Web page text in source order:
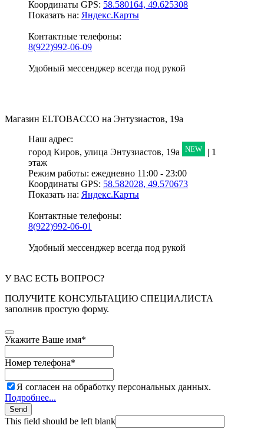
Координаты GPS: 58.580164, 49.625308
Показать на: Яндекс.Карты
Контактные телефоны:
8(922)992-06-09
Удобный мессенджер всегда под рукой
Магазин ELTOBACCO на Энтузиастов, 19а
Наш адрес:
город Киров, улица Энтузиастов, 19а NEW
| 1
этаж
Режим работы: ежедневно 11:00 - 23:00
Координаты GPS: 58.582028, 49.570673
Показать на: Яндекс.Карты
Контактные телефоны:
8(922)992-06-01
Удобный мессенджер всегда под рукой
У ВАС ЕСТЬ ВОПРОС?
ПОЛУЧИТЕ КОНСУЛЬТАЦИЮ СПЕЦИАЛИСТА
заполнив простую форму.
Укажите Ваше имя*
Номер телефона*
Я согласен на обработку персональных данных.
Подробнее...
Send
This field should be left blank